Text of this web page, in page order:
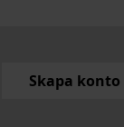
Skapa konto